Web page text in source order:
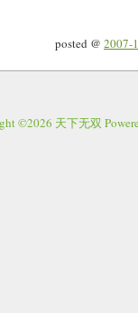
posted @ 2007-
©2026 天下无双